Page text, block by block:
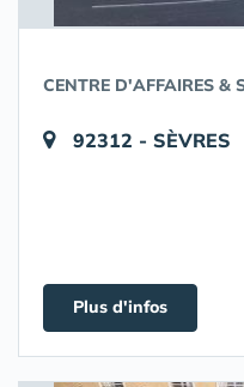
CENTRE D'AFFAIRES &
92312 - SÈVRES
Plus d'infos